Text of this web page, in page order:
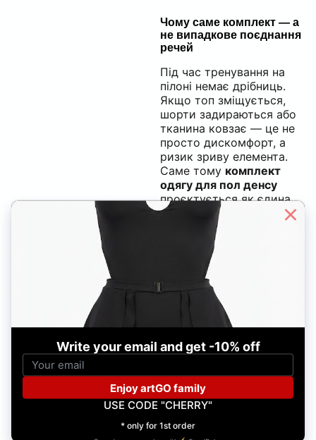
Чому саме комплект — а
не випадкове поєднання
речей
Під час тренування на
пілоні немає дрібниць.
Якщо топ зміщується,
шорти задираються або
тканина ковзає — це не
просто дискомфорт, а
ризик зриву елемента.
Саме тому комплект
одягу для пол денсу
проєктується як єдина
система, де всі
елементи працюють
Найчастіше
поєднуються
пол денсуз
для пол денсу
стрінгами для пол
денсу. Для тих, хто
віддає перевагу більш
підходять варіанти зі
спідницями для пол
денсуабо сучасні
комбінезони для пол